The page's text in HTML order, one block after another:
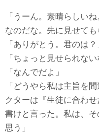
「うーん。素晴らしい
なのだな。先に見せても
「ありがとう。君のは？
「ちょっと見せられない
「なんでだよ」
「どうやら私は主旨を
クターは『生徒に合わせ
書けと言った。私は、
思う」